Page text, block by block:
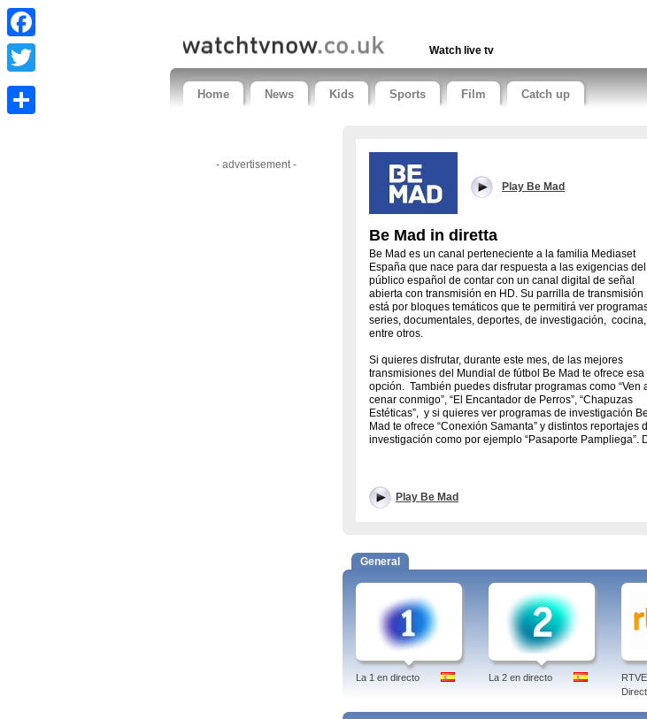
Facebook
Twitter
Watch live tv
Home News Kids Sports Film Catch up
- advertisement -
Play Be Mad
Be Mad in diretta
Be Mad es un canal perteneciente a la familia Mediaset
España que nace para dar respuesta a las exigencias del
público español de contar con un canal digital de señal
abierta con transmisión en HD. Su parrilla de transmisión
está por bloques temáticos que te permitirá ver
series, documentales, deportes, de investigación, cocina,
entre otros.
Si quieres disfrutar, durante este mes, de las mejores
transmisiones del Mundial de fútbol Be Mad te ofrece esa
opción. También puedes disfrutar programas como “Ven
cenar conmigo”, “El Encantador de Perros”, “Chapuzas
Estéticas”, y si quieres ver programas de investigación Be
Mad te ofrece “Conexión Samanta” y distintos reportajes
investigación como por ejemplo “Pasaporte
Play Be Mad
General
La 1 en directo La 2 en directo